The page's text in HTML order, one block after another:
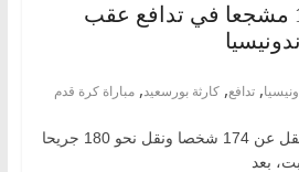
مقتل أكثر من 174 مشجعا في تدافع عقب
, تدافع, كارثة بورسعيد, مباراة كرة قدم
بي بي سي توفي ما لا يقل عن 174 شخصا ونقل نحو 180 جريحا
بعد